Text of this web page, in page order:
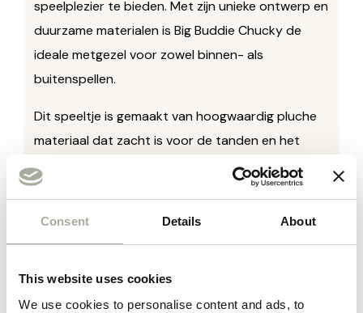
Consent Details About
This website uses cookies
We use cookies to personalise content and ads, to
speelplezier te bieden. Met zijn unieke ontwerp en
duurzame materialen is Big Buddie Chucky de
ideale metgezel voor zowel binnen- als
buitenspellen.
Dit speeltje is gemaakt van hoogwaardig pluche
materiaal dat zacht is voor de tanden en het
tandvlees van jouw hond, waardoor het geschikt
is voor kauwplezier. De levendige kleuren en het
aantrekkelijke ontwerp van Big Buddie Chucky
Wat Big Buddie Chucky echt onderscheidt, is het